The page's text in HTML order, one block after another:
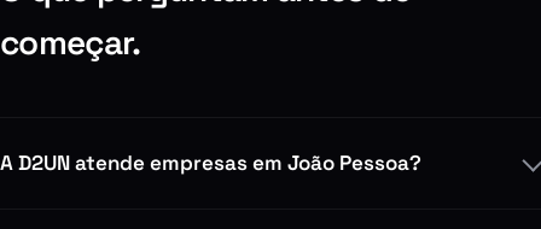
começar.
A D2UN atende empresas em João Pessoa?